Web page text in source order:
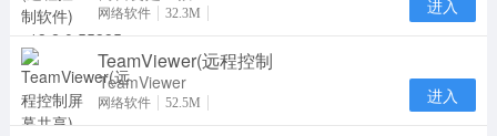
专业实用的远
程控制软件。
向日葵远程控
制
网络软件 32.3M 进入
TeamViewer(远程控制
TeamViewer
是一个在任何
网络软件 52.5M 进入